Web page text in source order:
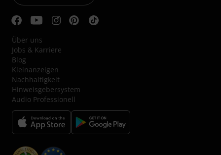
Über uns
Jobs & Karriere
Blog
Kleinanzeigen
Nachhaltigkeit
Hinweisgebersystem
Audio Professionell